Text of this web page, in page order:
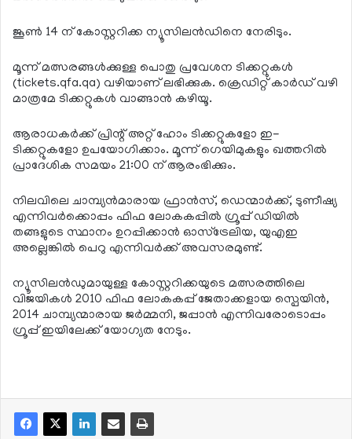
ജൂണ്‍ 14 ന് കോസ്റ്ററിക്ക ന്യൂസിലന്‍ഡിനെ നേരിടും.
മൂന്ന് മത്സരങ്ങള്‍ക്കുള്ള പൊതു പ്രവേശന ടിക്കറ്റുകള്‍
(tickets.qfa.qa) വഴിയാണ് ലഭിക്കുക. ക്രെഡിറ്റ് കാര്‍ഡ് വഴി
മാത്രമേ ടിക്കറ്റുകള്‍ വാങ്ങാന്‍ കഴിയൂ.
ആരാധകര്‍ക്ക് പ്രിന്റ് അറ്റ് ഹോം ടിക്കറ്റുകളോ ഇ-
ടിക്കറ്റുകളോ ഉപയോഗിക്കാം. മൂന്ന് ഗെയിമുകളും ഖത്തറില്‍
പ്രാദേശിക സമയം 21:00 ന് ആരംഭിക്കും.
നിലവിലെ ചാമ്പ്യന്‍മാരായ ഫ്രാന്‍സ്, ഡെന്മാര്‍ക്ക്, ടുണീഷ്യ
എന്നിവര്‍ക്കൊപ്പം ഫിഫ ലോകകപ്പില്‍ ഗ്രൂപ്പ് ഡിയില്‍
തങ്ങളുടെ സ്ഥാനം ഉറപ്പിക്കാന്‍ ഓസ്‌ട്രേലിയ, യുഎഇ
അല്ലെങ്കില്‍ പെറു എന്നിവര്‍ക്ക് അവസരമുണ്ട്.
ന്യൂസിലന്‍ഡുമായുള്ള കോസ്റ്ററിക്കയുടെ മത്സരത്തിലെ
വിജയികള്‍ 2010 ഫിഫ ലോകകപ്പ് ജേതാക്കളായ സ്പെയിന്‍,
2014 ചാമ്പ്യന്മാരായ ജര്‍മ്മനി, ജപ്പാന്‍ എന്നിവരോടൊപ്പം
ഗ്രൂപ്പ് ഇയിലേക്ക് യോഗ്യത നേടും.